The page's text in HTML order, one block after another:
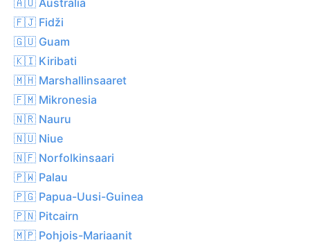
🇫🇯 Fidži
🇬🇺 Guam
🇰🇮 Kiribati
🇲🇭 Marshallinsaaret
🇫🇲 Mikronesia
🇳🇷 Nauru
🇳🇺 Niue
🇳🇫 Norfolkinsaari
🇵🇼 Palau
🇵🇬 Papua-Uusi-Guinea
🇵🇳 Pitcairn
🇲🇵 Pohjois-Mariaanit